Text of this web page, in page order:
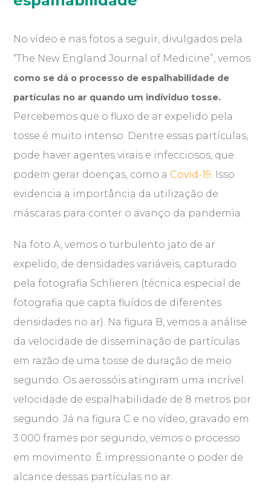
No vídeo e nas fotos a seguir, divulgados pela
“The New England Journal of Medicine”, vemos
como se dá o processo de espalhabilidade de
partículas no ar quando um indíviduo tosse.
Percebemos que o fluxo de ar expelido pela
tosse é muito intenso. Dentre essas partículas,
pode haver agentes virais e infecciosos, que
podem gerar doenças, como a Covid-19 . Isso
evidencia a importância da utilização de
máscaras para conter o avanço da pandemia.
Na foto A, vemos o turbulento jato de ar
expelido, de densidades variáveis, capturado
pela fotografia Schlieren (técnica especial de
fotografia que capta fluídos de diferentes
densidades no ar). Na figura B, vemos a análise
da velocidade de disseminação de partículas
em razão de uma tosse de duração de meio
segundo. Os aerossóis atingiram uma incrível
velocidade de espalhabilidade de 8 metros por
segundo. Já na figura C e no vídeo, gravado em
3.000 frames por segundo, vemos o processo
em movimento. É impressionante o poder de
alcance dessas partículas no ar.